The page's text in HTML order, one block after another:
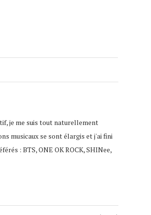
je me suis tout naturellement
musicaux se sont élargis et j'ai fini
: BTS, ONE OK ROCK, SHINee,